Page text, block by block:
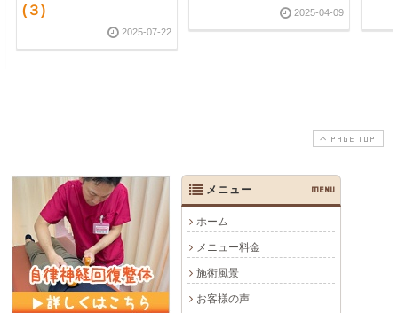
(３)
2025-07-22
2025-04-09
PAGE TOP
メニュー MENU
ホーム
メニュー料金
施術風景
お客様の声